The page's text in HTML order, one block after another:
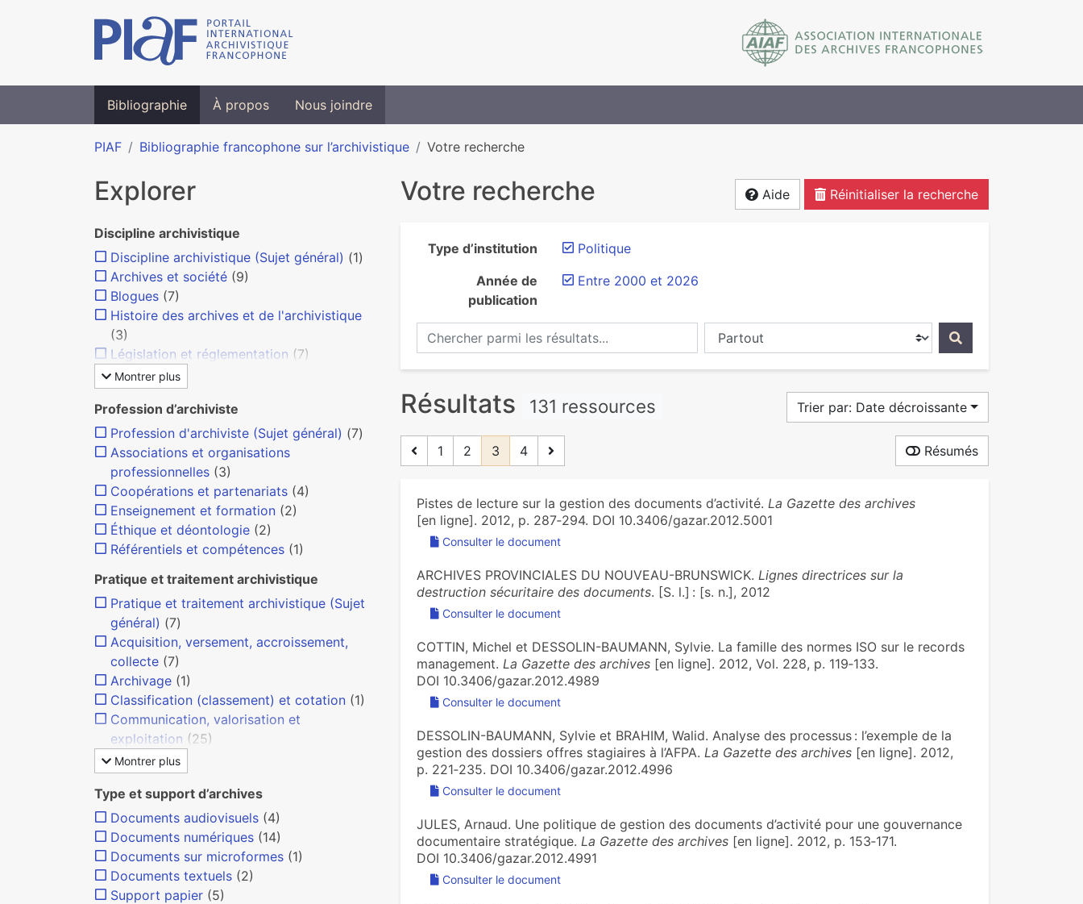
Bibliographie À propos Nous joindre
PIAF Bibliographie francophone sur l’archivistique Votre recherche
Votre recherche Aide Réinitialiser la recherche
Type d’institution
Politique
Année de
publication
Entre 2000 et 2026
Chercher parmi les résultats... Chercher dans...
Résultats 131 ressources Trier par: Date décroissante
1 2 3 4 Résumés
Pistes de lecture sur la gestion des documents d’activité. La Gazette des archives
[en ligne]. 2012, p. 287‑294. DOI 10.3406/gazar.2012.5001
Consulter le document
ARCHIVES PROVINCIALES DU NOUVEAU-BRUNSWICK. Lignes directrices sur la
destruction sécuritaire des documents. [S. l.] : [s. n.], 2012
Consulter le document
COTTIN, Michel et DESSOLIN-BAUMANN, Sylvie. La famille des normes ISO sur le records
management. La Gazette des archives[en ligne]. 2012, Vol. 228, p. 119‑133.
DOI 10.3406/gazar.2012.4989
Consulter le document
DESSOLIN-BAUMANN, Sylvie et BRAHIM, Walid. Analyse des processus : l’exemple de la
gestion des dossiers offres stagiaires à l’AFPA. La Gazette des archives[en ligne]. 2012,
p. 221‑235. DOI 10.3406/gazar.2012.4996
Consulter le document
JULES, Arnaud. Une politique de gestion des documents d’activité pour une gouvernance
documentaire stratégique. La Gazette des archives[en ligne]. 2012, p. 153‑171.
DOI 10.3406/gazar.2012.4991
Consulter le document
Explorer
Discipline archivistique
Discipline archivistique (Sujet général) (1)
Archives et société (9)
Blogues (7)
Histoire des archives et de l'archivistique
(3)
Législation et réglementation (7)
Montrer plus
Profession d’archiviste
Profession d'archiviste (Sujet général) (7)
Associations et organisations
professionnelles (3)
Coopérations et partenariats (4)
Enseignement et formation (2)
Éthique et déontologie (2)
Référentiels et compétences (1)
Pratique et traitement archivistique
Pratique et traitement archivistique (Sujet
général) (7)
Acquisition, versement, accroissement,
collecte (7)
Archivage (1)
Classification (classement) et cotation (1)
Communication, valorisation et
exploitation (25)
Montrer plus
Type et support d’archives
Documents audiovisuels (4)
Documents numériques (14)
Documents sur microformes (1)
Documents textuels (2)
Support papier (5)